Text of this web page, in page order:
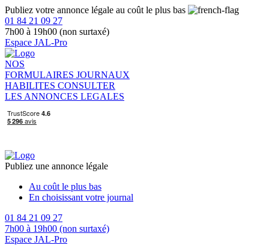
Publiez votre annonce légale au coût le plus bas
01 84 21 09 27
7h00 à 19h00 (non surtaxé)
Espace JAL-Pro
NOS
FORMULAIRES JOURNAUX
HABILITES CONSULTER
LES ANNONCES LEGALES
Publiez une annonce légale
Au coût le plus bas
En choisissant votre journal
01 84 21 09 27
7h00 à 19h00 (non surtaxé)
Espace JAL-Pro